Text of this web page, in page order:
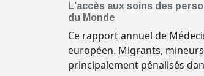
L'accès aux soins des
du Monde
Ce rapport annuel de
européen. Migrants,
principalement pénalisés